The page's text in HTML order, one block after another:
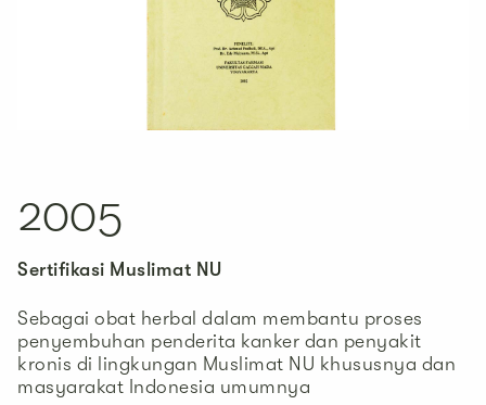
2005
Sertifikasi Muslimat NU
Sebagai obat herbal dalam membantu proses
penyembuhan penderita kanker dan penyakit
kronis di lingkungan Muslimat NU khususnya dan
masyarakat Indonesia umumnya